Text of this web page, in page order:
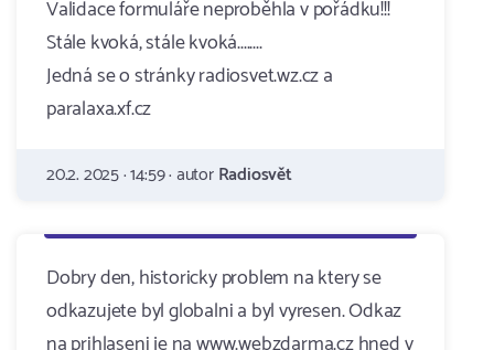
Validace formuláře neproběhla v pořádku!!!
Stále kvoká, stále kvoká........
Jedná se o stránky radiosvet.wz.cz a
paralaxa.xf.cz
20.2. 2025 · 14:59 · autorRadiosvět
Dobry den, historicky problem na ktery se
odkazujete byl globalni a byl vyresen. Odkaz